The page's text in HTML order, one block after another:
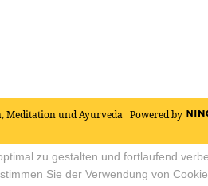
Meditation und Ayurveda Powered by
zu gestalten und fortlaufend
Sie der Verwendung von